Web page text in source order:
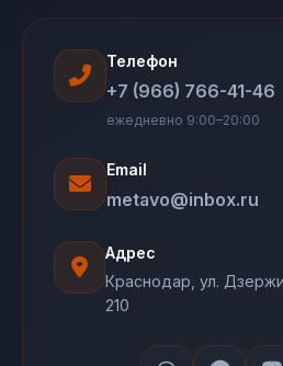
Телефон
+7 (966) 766-41-46
ежедневно 9:00–20:00
Email
metavo@inbox.ru
Адрес
Краснодар, ул.
210